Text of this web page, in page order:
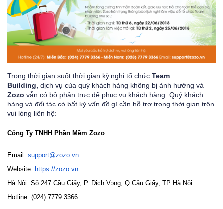
Trong thời gian suốt thời gian kỳ nghỉ tổ chức Team
Building, dịch vụ của quý khách hàng không bị ảnh hưởng và
Zozo vẫn có bộ phận trực để phục vụ khách hàng. Quý khách
hàng và đối tác có bất kỳ vấn đề gì cần hỗ trợ trong thời gian trên
vui lòng liên hệ:
Công Ty TNHH Phần Mềm Zozo
Email: support@zozo.vn
Website: https://zozo.vn
Hà Nội: Số 247 Cầu Giấy, P. Dịch Vọng, Q Cầu Giấy, TP Hà Nội
Hotline: (024) 7779 3366